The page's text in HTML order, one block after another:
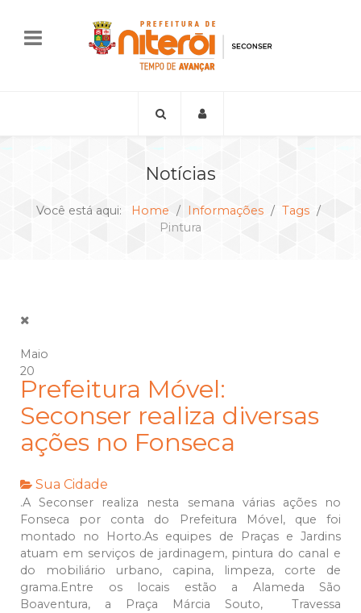
Notícias
Você está aqui: Home Informações
Tags
Pintura
Maio
20
Prefeitura Móvel:
Seconser realiza diversas
ações no Fonseca
Sua Cidade
.A Seconser realiza nesta semana várias ações no
Fonseca por conta do Prefeitura Móvel, que foi
montado no Horto.As equipes de Praças e Jardins
atuam em serviços de jardinagem, pintura do canal e
do mobiliário urbano, capina, limpeza, corte de
grama.Entre os locais estão a Alameda São
Boaventura, a Praça Márcia Souto, Travessa